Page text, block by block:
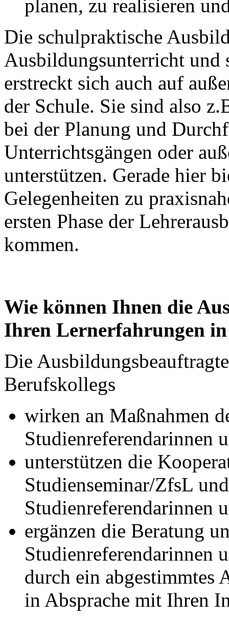
planen, zu realisieren
Die schulpraktische
Ausbildungsunterricht und
erstreckt sich auch auf
der Schule. Sie sind also
bei der Planung und
Unterrichtsgängen oder
unterstützen. Gerade hier
Gelegenheiten zu
ersten Phase der
kommen.
Wie können Ihnen die
Ihren Lernerfahrungen in
Die
Berufskollegs
wirken an Maßnahmen
Studienreferendarinnen
unterstützen die
Studienseminar/ZfsL
Studienreferendarinnen
ergänzen die Beratung
Studienreferendarinnen
durch ein abgestimmtes
in Absprache mit Ihren